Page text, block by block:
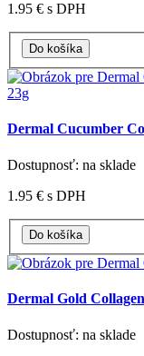
1.95 € s DPH
Dermal Cucumber
Dostupnosť: na sklade
1.95 € s DPH
Dermal Gold
Dostupnosť: na sklade